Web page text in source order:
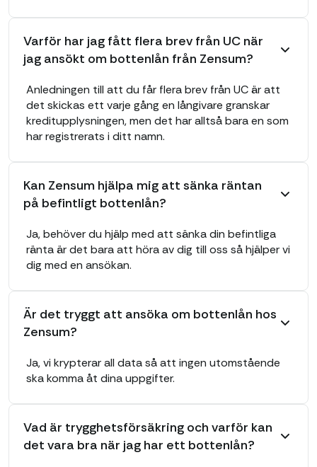
Varför har jag fått flera brev från UC när
jag ansökt om bottenlån från Zensum?
Anledningen till att du får flera brev från UC är att
det skickas ett varje gång en långivare granskar
kreditupplysningen, men det har alltså bara en som
har registrerats i ditt namn.
Kan Zensum hjälpa mig att sänka räntan
på befintligt bottenlån?
Ja, behöver du hjälp med att sänka din befintliga
ränta är det bara att höra av dig till oss så hjälper vi
dig med en ansökan.
Är det tryggt att ansöka om bottenlån hos
Zensum?
Ja, vi krypterar all data så att ingen utomstående
ska komma åt dina uppgifter.
Vad är trygghetsförsäkring och varför kan
det vara bra när jag har ett bottenlån?